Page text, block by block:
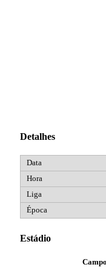
Detalhes
Estádio